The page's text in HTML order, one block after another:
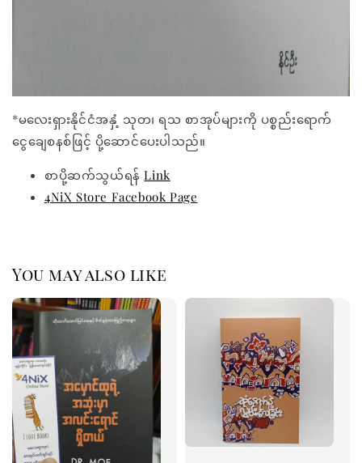
*မလေးရှားနိုင်ငံအနှံ့ သုတ၊ ရသ စာအုပ်များကို ပစ္စည်းရောက်
ငွေချေစနစ်ဖြင့် ပို့ဆောင်ပေးပါသည်။
စာပို့ဆက်သွယ်ရန်Link
4NiX Store Facebook Page
You may also like